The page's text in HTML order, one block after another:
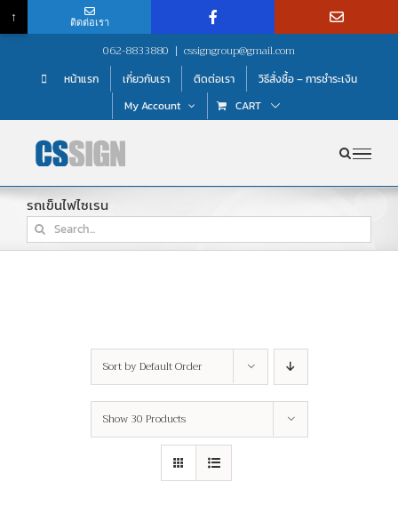
content
062-8833880 | cssigngroup@gmail.com
หน้าแรก เกี่ยวกับเรา ติดต่อเรา
วิธีสั่งซื้อ – การชำระเงิน
My Account
CART
รถเข็นไฟไซเรน
Search
for:
Sort by Default Order
Show 30 Products
↑ ติดต่อเรา